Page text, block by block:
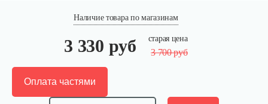
старая цена
3 700 руб
3 330 руб
Наличие товара по магазинам
Оплата частями